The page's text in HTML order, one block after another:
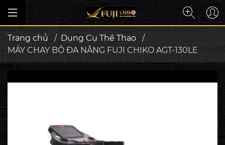
Trang chủ / Dụng Cụ Thể Thao
/
MÁY CHẠY BỘ ĐA NĂNG FUJI CHIKO AGT-130LE